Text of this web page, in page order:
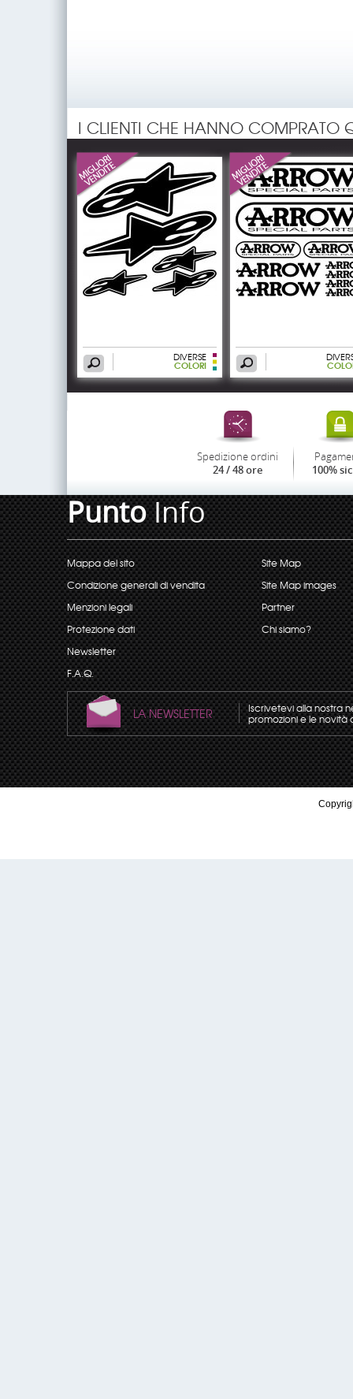
I CLIENTI CHE HANNO COMPRATO
DIVERSE
COLORI
Spedizione ordini
24 / 48 ore 100%
PuntoInfo
Mappa del sito
Condizione generali di vendita
Menzioni legali
Protezione dati
Newsletter
F.A.Q.
Site Map
Site Map images
Partner
Chi siamo?
LA NEWSLETTER Iscrivetevi alla nostra
promozioni e le novità